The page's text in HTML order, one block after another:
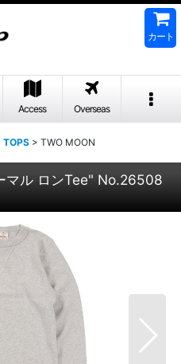
カート
Access Overseas
TOPS > TWO MOON
マル ロンTee" No.26508